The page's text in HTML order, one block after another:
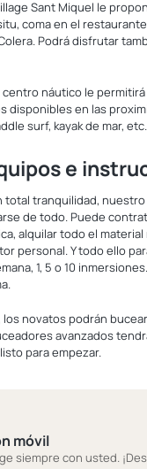
Sant Miquel le
coma en el
Podrá disfrutar
náutico le
disponibles en las
surf, kayak de mar, etc.
e
total tranquilidad,
de todo. Puede
alquilar todo el
personal. Y todo ello
1, 5 o 10
novatos podrán
avanzados
para empezar.
móvil
siempre con usted.